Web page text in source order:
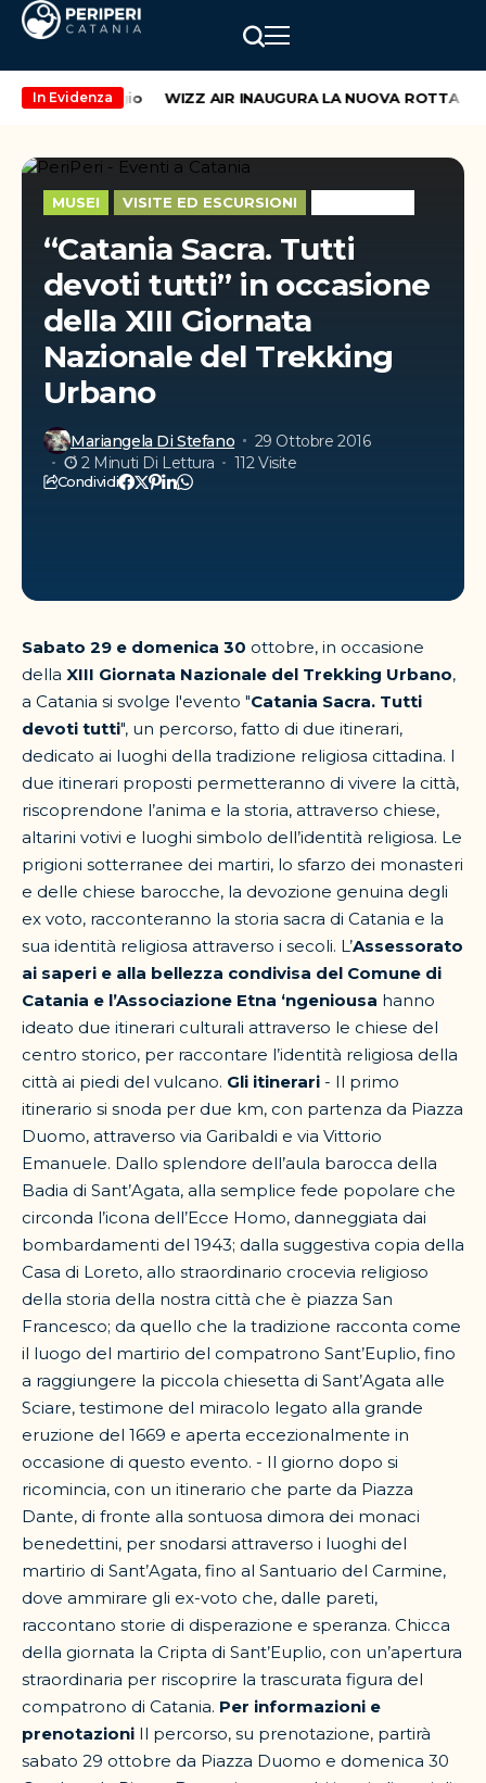
In Evidenza
di maggio WIZZ AIR INAUGURA LA NUOVA ROTTA
MUSEI VISITE ED ESCURSIONI
“Catania Sacra. Tutti
devoti tutti” in occasione
della XIII Giornata
Nazionale del Trekking
Urbano
Mariangela Di Stefano
29 Ottobre 2016
2 Minuti Di Lettura
112 Visite
Condividi
Sabato 29 e domenica 30 ottobre, in occasione
della XIII Giornata Nazionale del Trekking Urbano,
a Catania si svolge l'evento "Catania Sacra. Tutti
devoti tutti", un percorso, fatto di due itinerari,
dedicato ai luoghi della tradizione religiosa cittadina. I
due itinerari proposti permetteranno di vivere la città,
riscoprendone l’anima e la storia, attraverso chiese,
altarini votivi e luoghi simbolo dell’identità religiosa. Le
prigioni sotterranee dei martiri, lo sfarzo dei monasteri
e delle chiese barocche, la devozione genuina degli
ex voto, racconteranno la storia sacra di Catania e la
sua identità religiosa attraverso i secoli. L’Assessorato
ai saperi e alla bellezza condivisa del Comune di
Catania e l’Associazione Etna ‘ngeniousa hanno
ideato due itinerari culturali attraverso le chiese del
centro storico, per raccontare l’identità religiosa della
città ai piedi del vulcano. Gli itinerari - Il primo
itinerario si snoda per due km, con partenza da Piazza
Duomo, attraverso via Garibaldi e via Vittorio
Emanuele. Dallo splendore dell’aula barocca della
Badia di Sant’Agata, alla semplice fede popolare che
circonda l’icona dell’Ecce Homo, danneggiata dai
bombardamenti del 1943; dalla suggestiva copia della
Casa di Loreto, allo straordinario crocevia religioso
della storia della nostra città che è piazza San
Francesco; da quello che la tradizione racconta come
il luogo del martirio del compatrono Sant’Euplio, fino
a raggiungere la piccola chiesetta di Sant’Agata alle
Sciare, testimone del miracolo legato alla grande
eruzione del 1669 e aperta eccezionalmente in
occasione di questo evento. - Il giorno dopo si
ricomincia, con un itinerario che parte da Piazza
Dante, di fronte alla sontuosa dimora dei monaci
benedettini, per snodarsi attraverso i luoghi del
martirio di Sant’Agata, fino al Santuario del Carmine,
dove ammirare gli ex-voto che, dalle pareti,
raccontano storie di disperazione e speranza. Chicca
della giornata la Cripta di Sant’Euplio, con un’apertura
straordinaria per riscoprire la trascurata figura del
compatrono di Catania. Per informazioni e
prenotazioni Il percorso, su prenotazione, partirà
sabato 29 ottobre da Piazza Duomo e domenica 30